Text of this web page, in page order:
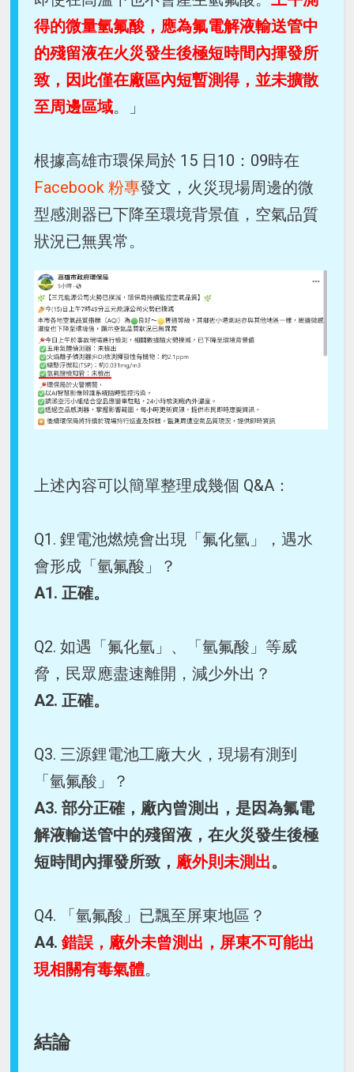
得的微量氫氟酸，應為氟電解液輸送管中
的殘留液在火災發生後極短時間內揮發所
致，因此僅在廠區內短暫測得，並未擴散
至周邊區域。」
根據高雄市環保局於 15 日10：09時在
Facebook 粉專發文，火災現場周邊的微
型感測器已下降至環境背景值，空氣品質
狀況已無異常。
上述內容可以簡單整理成幾個 Q&A：
Q1. 鋰電池燃燒會出現「氟化氫」，遇水
會形成「氫氟酸」？
A1. 正確。
Q2. 如遇「氟化氫」、「氫氟酸」等威
脅，民眾應盡速離開，減少外出？
A2. 正確。
Q3. 三源鋰電池工廠大火，現場有測到
「氫氟酸」？
A3. 部分正確，廠內曾測出，是因為氟電
解液輸送管中的殘留液，在火災發生後極
短時間內揮發所致， 廠外則未測出。
Q4. 「氫氟酸」已飄至屏東地區？
A4.錯誤，廠外未曾測出，屏東不可能出
現相關有毒氣體。
結論